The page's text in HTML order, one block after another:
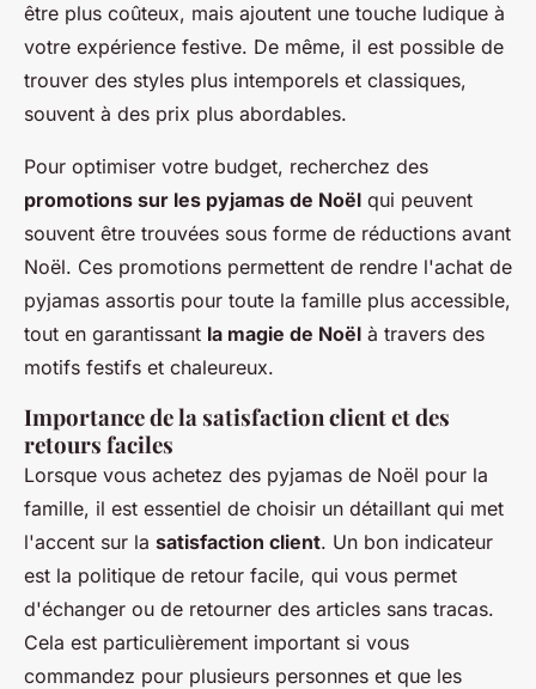
être plus coûteux, mais ajoutent une touche ludique à
votre expérience festive. De même, il est possible de
trouver des styles plus intemporels et classiques,
souvent à des prix plus abordables.
Pour optimiser votre budget, recherchez des
promotions sur les pyjamas de Noël qui peuvent
souvent être trouvées sous forme de réductions avant
Noël. Ces promotions permettent de rendre l'achat de
pyjamas assortis pour toute la famille plus accessible,
tout en garantissant la magie de Noël à travers des
motifs festifs et chaleureux.
Importance de la satisfaction client et des
retours faciles
Lorsque vous achetez des pyjamas de Noël pour la
famille, il est essentiel de choisir un détaillant qui met
l'accent sur la satisfaction client. Un bon indicateur
est la politique de retour facile, qui vous permet
d'échanger ou de retourner des articles sans tracas.
Cela est particulièrement important si vous
commandez pour plusieurs personnes et que les